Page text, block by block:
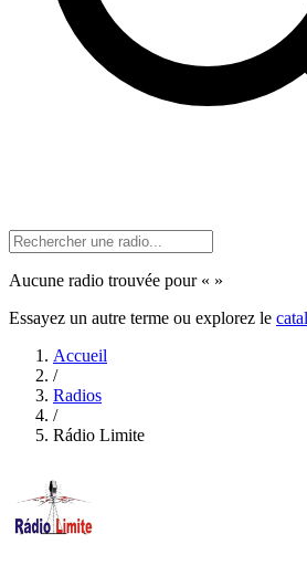
Aucune radio trouvée pour « »
Essayez un autre terme ou explorez le
Accueil
/
Radios
/
Rádio Limite